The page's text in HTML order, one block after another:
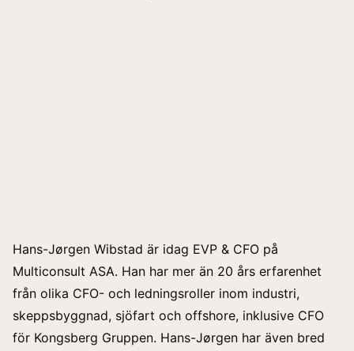
Hans-Jørgen Wibstad är idag EVP & CFO på
Multiconsult ASA. Han har mer än 20 års erfarenhet
från olika CFO- och ledningsroller inom industri,
skeppsbyggnad, sjöfart och offshore, inklusive CFO
för Kongsberg Gruppen. Hans-Jørgen har även bred